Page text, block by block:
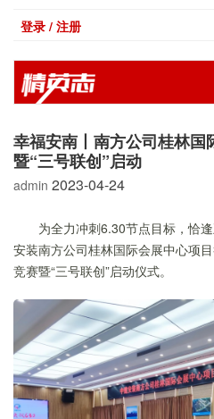
登录 / 注册
幸福安南丨南方公司桂林
暨“三号联创”启动
admin 2023-04-24
为全力冲刺6.30节点目标，恰
安装南方公司桂林国际会展中心项
竞赛暨“三号联创”启动仪式。